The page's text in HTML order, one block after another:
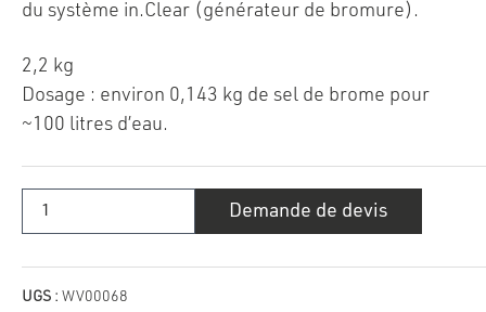
du système in.Clear (générateur de bromure).
2,2 kg
Dosage : environ 0,143 kg de sel de brome pour
~100 litres d’eau.
2,2
kg
Demande de devis
UGS : WV00068